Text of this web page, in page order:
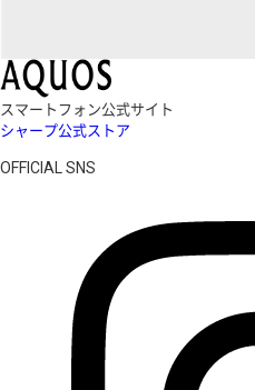
スマートフォン公式サイト
シャープ公式ストア
OFFICIAL SNS